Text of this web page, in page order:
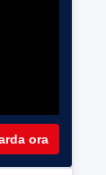
ora